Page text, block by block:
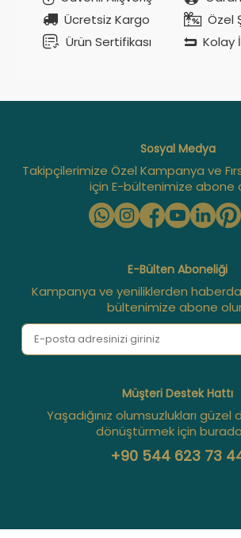
Ücretsiz Kargo
Özel
Ürün Sertifikası
Kolay
Sosyal Medya
Takipçilerimize Özel Kampanya ve
için E-bültenimize abone
E-Bülten Aboneliği
Kampanya ve yeniliklerden
bültenimize abone
Müşteri Destek Hattı
Yaşadığınız olumsuzlukları
dönüştürmek için
+90 544 623 73